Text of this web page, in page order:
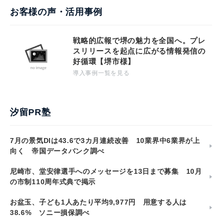
お客様の声・活用事例
戦略的広報で堺の魅力を全国へ。プレ
スリリースを起点に広がる情報発信の
好循環【堺市様】
導入事例一覧を見る
汐留PR塾
7月の景気DIは43.6で3カ月連続改善 10業界中6業界が上
向く 帝国データバンク調べ
尼崎市、堂安律選手へのメッセージを13日まで募集 10月
の市制110周年式典で掲示
お盆玉、子ども1人あたり平均9,977円 用意する人は
38.6% ソニー損保調べ